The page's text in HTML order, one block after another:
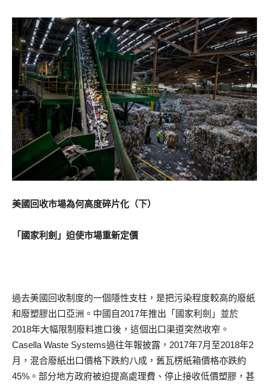
美國回收市場為何高度碎片化（下）
「國家利劍」迫使市場重新定價
過去美國回收制度的一個隱性支柱，是把污染程度較高的廢紙
和廢塑膠出口亞洲。中國自2017年推出「國家利劍」並於
2018年大幅限制廢料進口後，這個出口渠道突然收窄。
Casella Waste Systems過往年報披露，2017年7月至2018年2
月，混合廢紙出口價格下跌約八成，舊瓦楞紙箱價格亦跌約
45%。部分地方政府被迫提高處理費、停止接收低價塑膠，甚